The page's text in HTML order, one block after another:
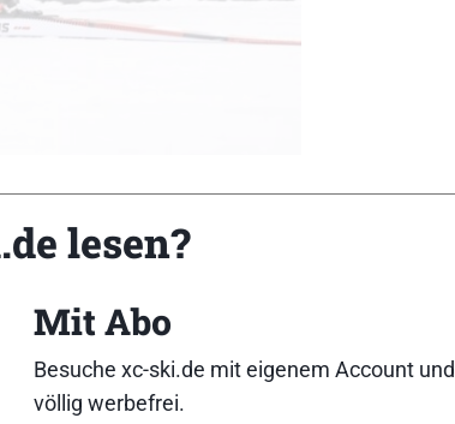
lesen?
Mit Abo
Besuche xc-ski.de mit eigenem Account und
völlig werbefrei.